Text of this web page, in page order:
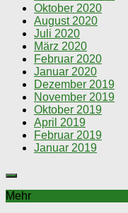
Oktober 2020
August 2020
Juli 2020
März 2020
Februar 2020
Januar 2020
Dezember 2019
November 2019
Oktober 2019
April 2019
Februar 2019
Januar 2019
Mehr